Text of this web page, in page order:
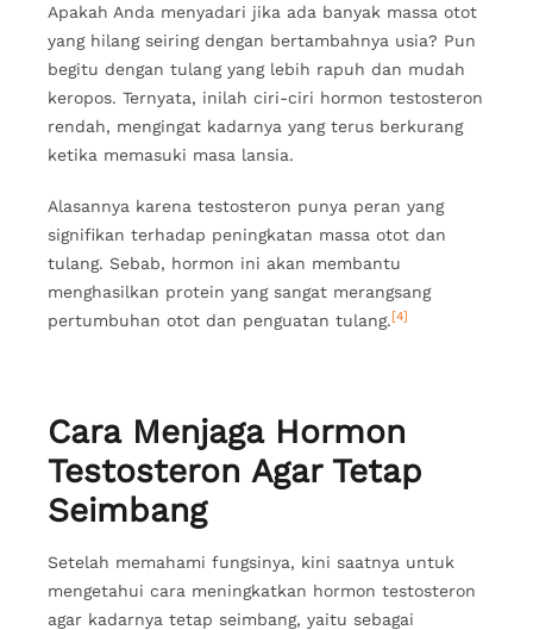
Apakah Anda menyadari jika ada banyak massa otot
yang hilang seiring dengan bertambahnya usia? Pun
begitu dengan tulang yang lebih rapuh dan mudah
keropos. Ternyata, inilah ciri-ciri hormon testosteron
rendah, mengingat kadarnya yang terus berkurang
ketika memasuki masa lansia.
Alasannya karena testosteron punya peran yang
signifikan terhadap peningkatan massa otot dan
tulang. Sebab, hormon ini akan membantu
menghasilkan protein yang sangat merangsang
pertumbuhan otot dan penguatan tulang. [4]
Cara Menjaga Hormon
Testosteron Agar Tetap
Seimbang
Setelah memahami fungsinya, kini saatnya untuk
mengetahui cara meningkatkan hormon testosteron
agar kadarnya tetap seimbang, yaitu sebagai